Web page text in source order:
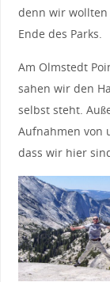
denn wir wollten
Ende des Parks.
Am Olmstedt
sahen wir den
selbst steht.
Aufnahmen von
dass wir hier